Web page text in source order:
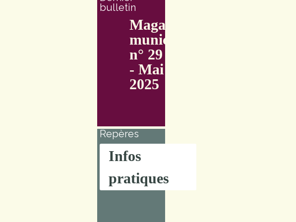
bulletin
Magazine
municipal
n° 29
- Mai
2025
Repères
Infos
pratiques